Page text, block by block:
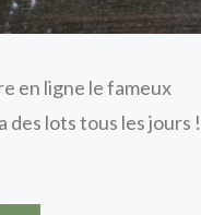
en ligne le fameux
des lots tous les jours !